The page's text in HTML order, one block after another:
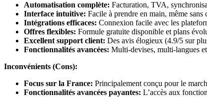
Automatisation complète: Facturation, TVA,
Interface intuitive: Facile à prendre en main, même
Intégrations efficaces: Connexion facile avec les
Offres flexibles: Formule gratuite disponible et plans
Excellent support client: Des avis élogieux (4.9/5 sur
Fonctionnalités avancées: Multi-devises, multi-langues
Inconvénients (Cons):
Focus sur la France: Principalement conçu pour le
Fonctionnalités avancées payantes: L’accès aux